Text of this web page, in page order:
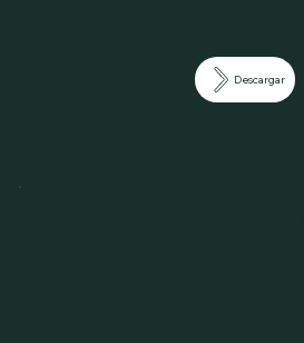
Descargar